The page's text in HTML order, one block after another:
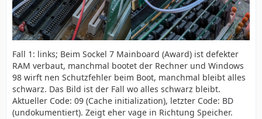
Fall 1: links; Beim Sockel 7 Mainboard (Award) ist defekter
RAM verbaut, manchmal bootet der Rechner und Windows
98 wirft nen Schutzfehler beim Boot, manchmal bleibt alles
schwarz. Das Bild ist der Fall wo alles schwarz bleibt.
Aktueller Code: 09 (Cache initialization), letzter Code: BD
(undokumentiert). Zeigt eher vage in Richtung Speicher.